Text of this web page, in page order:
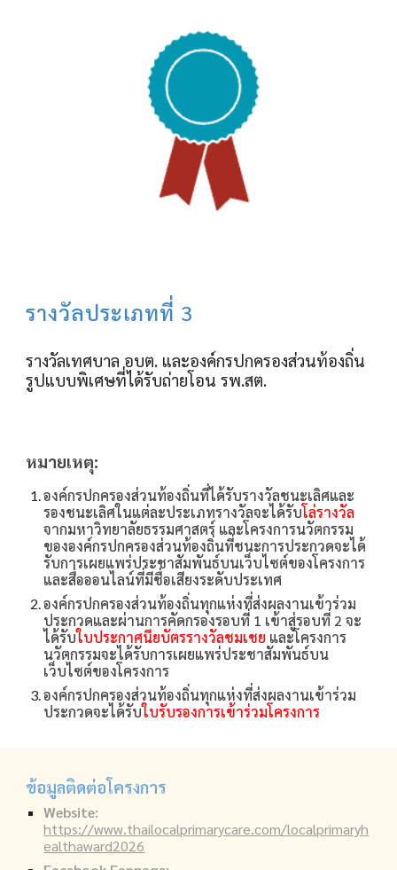
รางวัลประเภทที่ 3
รางวัลเทศบาล อบต. และองค์กรปกครองส่วนท้องถิ่น
รูปแบบพิเศษที่ได้รับถ่ายโอน รพ.สต.
หมายเหตุ:
องค์กรปกครองส่วนท้องถิ่นที่ได้รับรางวัลชนะเลิศและ
รองชนะเลิศในแต่ละประเภทรางวัลจะได้รับโล่รางวัล
จากมหาวิทยาลัยธรรมศาสตร์ และโครงการนวัตกรรม
ขององค์กรปกครองส่วนท้องถิ่นที่ชนะการประกวดจะได้
รับการเผยแพร่ประชาสัมพันธ์บนเว็บไซต์ของโครงการ
และสื่อออนไลน์ที่มีชื่อเสียงระดับประเทศ
องค์กรปกครองส่วนท้องถิ่นทุกแห่งที่ส่งผลงานเข้าร่วม
ประกวดและผ่านการคัดกรองรอบที่ 1 เข้าสู่รอบที่ 2 จะ
ได้รับใบประกาศนียบัตรรางวัลชมเชย และโครงการ
นวัตกรรมจะได้รับการเผยแพร่ประชาสัมพันธ์บน
เว็บไซต์ของโครงการ
องค์กรปกครองส่วนท้องถิ่นทุกแห่งที่ส่งผลงานเข้าร่วม
ประกวดจะได้รับใบรับรองการเข้าร่วมโครงการ
ข้อมูลติดต่อโครงการ
Website:
https://www.thailocalprimarycare.com/localprimaryh
ealthaward2026